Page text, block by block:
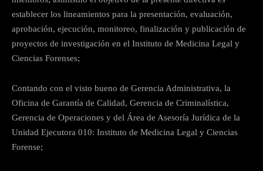
establecer los lineamientos para la presentación, evaluación,
aprobación, ejecución, monitoreo, finalización y publicación de
proyectos de investigación en el Instituto de Medicina Legal y
Ciencias Forenses;
Contando con el visto bueno de Gerencia Administrativa, la
Oficina de Garantía de Calidad, Gerencia de Criminalística,
Gerencia de Operaciones y del Área de Asesoría Jurídica de la
Unidad Ejecutora 010: Instituto de Medicina Legal y Ciencias
Forense;